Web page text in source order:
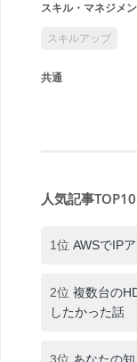
スキル・マネジメ
スキルアップ
共通
人気記事TOP10
1位 AWSでIP
2位 複数台の
したかった話